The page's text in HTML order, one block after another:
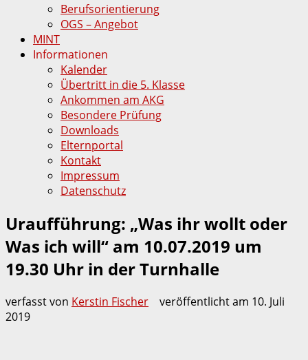
Berufsorientierung
OGS – Angebot
MINT
Informationen
Kalender
Übertritt in die 5. Klasse
Ankommen am AKG
Besondere Prüfung
Downloads
Elternportal
Kontakt
Impressum
Datenschutz
Uraufführung: „Was ihr wollt oder
Was ich will“ am 10.07.2019 um
19.30 Uhr in der Turnhalle
verfasst von Kerstin Fischer veröffentlicht am 10. Juli
2019